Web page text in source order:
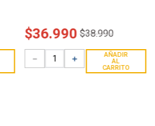
$36.990 $38.990
＋
－
AÑADIR
AL
CARRITO